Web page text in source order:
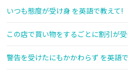
いつも態度が受け身 を英語で教えて!
この店で買い物をするごとに割引が
警告を受けたにもかかわらず を英語